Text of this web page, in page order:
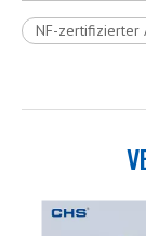
NF-zertifizierter